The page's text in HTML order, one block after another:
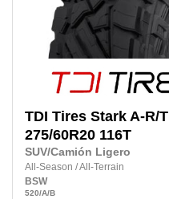
TDI Tires Stark A-R/T
275/60R20 116T
SUV/Camión Ligero
All-Season /All-Terrain
BSW
520/A/B